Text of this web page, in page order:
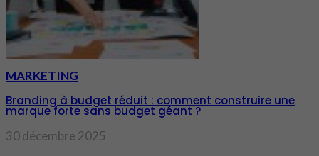
MARKETING
Branding à budget réduit : comment construire une
marque forte sans budget géant ?
30 décembre 2025